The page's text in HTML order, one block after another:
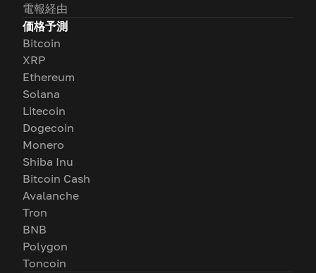
電報経由
価格予測
Bitcoin
XRP
Ethereum
Solana
Litecoin
Dogecoin
Monero
Shiba Inu
Bitcoin Cash
Avalanche
Tron
BNB
Polygon
Toncoin